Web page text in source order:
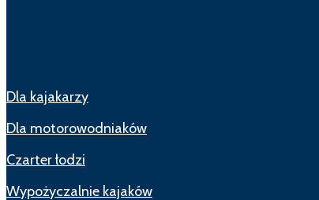
Dla kajakarzy
Dla motorowodniaków
Czarter łodzi
Wypożyczalnie kajaków